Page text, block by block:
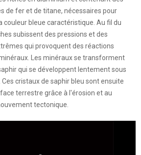
de fer et de titane, nécessaires pour
couleur bleue caractéristique. Au fil du
subissent des pressions et des
qui provoquent des réactions
Les minéraux se transforment
qui se développent lentement sous
cristaux de saphir bleu sont ensuite
terrestre grâce à l'érosion et au
tectonique.